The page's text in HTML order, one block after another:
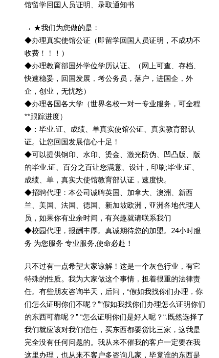
馆留学回囯人员证明、录取通知书
→ ★我们为您做的是：
◆办理真实使馆公证（即留学回国人员证明，不成功不
收费！！！）
◆办理教育部国外学位学历认证。（网上可查、存档、
快速稳妥，回国发展，考公务员，落户，进国企，外
企，创业，无忧愁）
◆办理各国各大学（世界名校一对一专业服务，可全程
**跟踪进度）
◆：毕业.证、成绩、单真实使馆公证、真实教育部认
证。让您回国发展信心十足！
◆可以提供钢印、水印、烫金、激光防伪、凹凸版、版
的毕业.证、百分之百让您满意、设计，印刷;毕业.证、
成绩、单，真实大使馆教育部认证，速度快。
◆招聘代理：本公司诚聘英国、加拿大、澳洲、新西
兰、美国、法国、德国、新加坡欧洲，亚洲各地代理人
员，如果你有业余时间，有兴趣就请联系我们
◆校园代理，报酬丰厚。真诚期待您的加盟。24小时服
务 为您服务 专业服务,使命必赴！
只不过有一点希望大家谅解！这是一个灰色行业，有它
特殊的性质。我为大家做这个事情，担着很重的法律责
任。有些朋友咨询半天，后问，“假如我找你们办理，你
们怎么证明你们不呢？”“假如我找你们办理怎么证明你们
的东西可靠呢？” “怎么证明你们是好人呢？“.既然选择了
我们就应该对我们信任，买东西都要货比三家，这我是
完全没有任何问题的。我从来不催我的客户一定要在我
这里办理，也从来不客户多咨询几家，毕竟谁的东西是